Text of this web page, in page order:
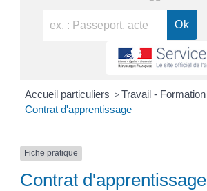
Accueil particuliers > Travail - Formation
Contrat d'apprentissage
Fiche pratique
Contrat d'apprentissage